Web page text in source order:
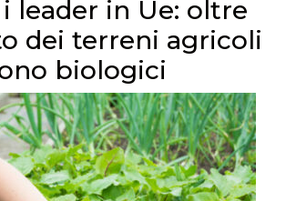
leader in Ue: oltre
dei terreni agricoli
biologici